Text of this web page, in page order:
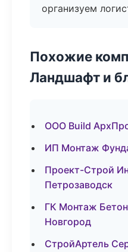
организуем
Похожие
Ландшафт и
ООО Build
ИП Монтаж
Проект-Строй
Петрозаводск
ГК Монтаж
Новгород
СтройАртель